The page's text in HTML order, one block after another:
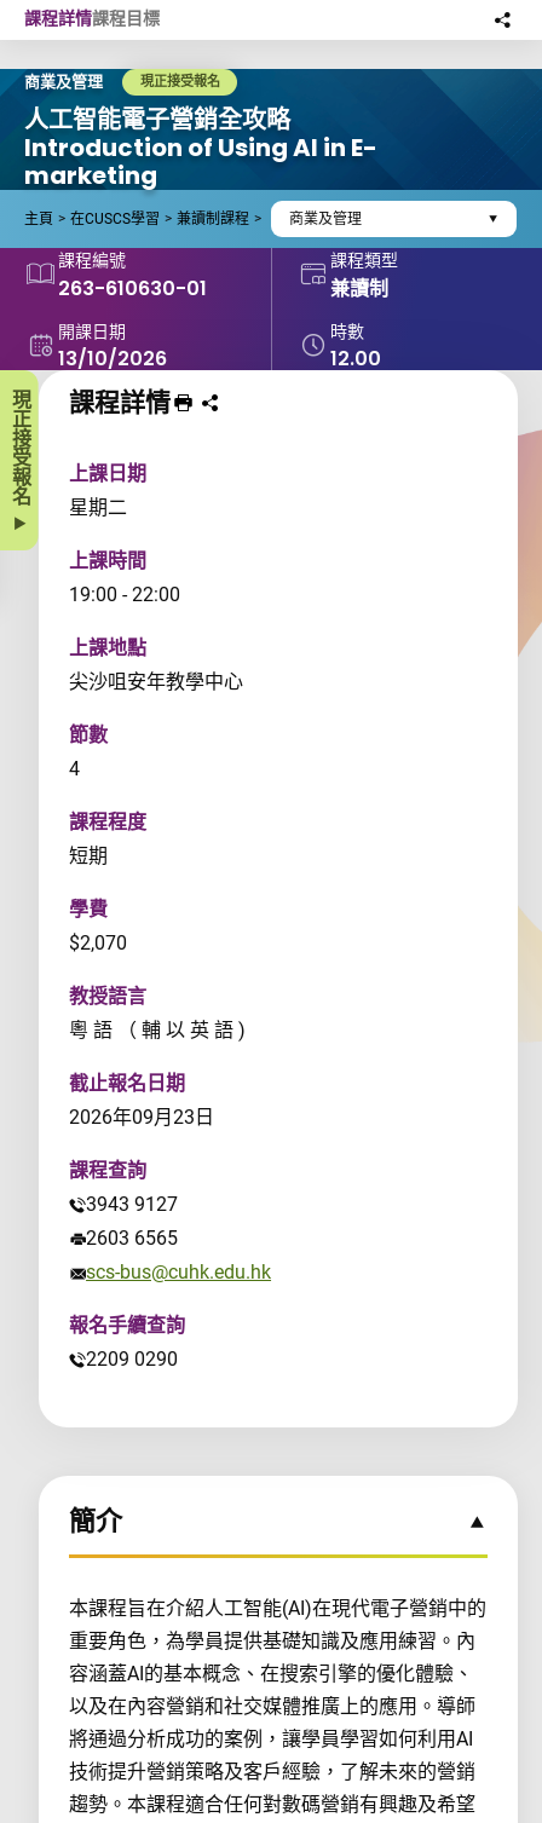
Skip to main content
商業及管理 現正接受報名
人工智能電子營銷全攻略
Introduction of Using AI in E-
marketing
主頁 在CUSCS學習 兼讀制課程 商業及管理
課程編號
263-610630-01
課程類型
兼讀制
開課日期
13/10/2026
時數
12.00
課程詳情課程目標
現正接受報名 課程詳情 列印 課程
分享課程至
上課日期
星期二
上課時間
19:00 - 22:00
上課地點
尖沙咀安年教學中心
節數
4
課程程度
短期
學費
$2,070
教授語言
粵 語 （ 輔 以 英 語 )
截止報名日期
2026年09月23日
課程查詢
3943 9127
2603 6565
scs-bus@cuhk.edu.hk
報名手續查詢
2209 0290
簡介
本課程旨在介紹人工智能(AI)在現代電子營銷中的
重要角色，為學員提供基礎知識及應用練習。內
容涵蓋AI的基本概念、在搜索引擎的優化體驗、
以及在內容營銷和社交媒體推廣上的應用。導師
將通過分析成功的案例，讓學員學習如何利用AI
技術提升營銷策略及客戶經驗，了解未來的營銷
趨勢。本課程適合任何對數碼營銷有興趣及希望